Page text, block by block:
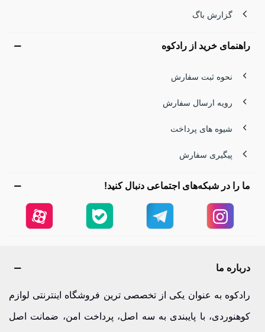
گزارش باگ
راهنمای خرید از رادکوه
نحوه ثبت سفارش
رویه ارسال سفارش
شیوه های پرداخت
پیگیری سفارش
ما را در شبکه‌های اجتماعی دنبال کنید!
درباره ما
رادکوه به عنوان یکی از تخصصی ترین فروشگاه اینترنتی لوازم
کوهنوردی، با پایبندی به سه اصل، پرداخت امن، ضمانت اصل